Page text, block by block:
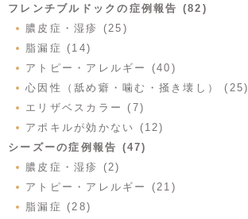
フレンチブルドックの症例報告 (82)
膿皮症・湿疹 (25)
脂漏症 (14)
アトピー・アレルギー (40)
心因性（舐め癖・噛む・掻き壊し） (25)
エリザベスカラー (7)
アポキルが効かない (12)
シーズーの症例報告 (47)
膿皮症・湿疹 (2)
アトピー・アレルギー (21)
脂漏症 (28)